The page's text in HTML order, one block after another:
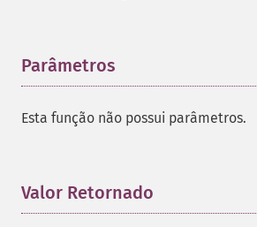
Parâmetros
Esta função não possui parâmetros.
Valor Retornado